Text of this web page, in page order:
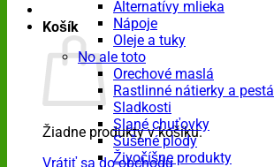
Košík
Žiadne produkty v košíku.
Vrátiť sa do obchodu
Alternatívy mlieka
Nápoje
Oleje a tuky
No ale toto
Orechové maslá
Rastlinné nátierky a pestá
Sladkosti
Slané chuťovky
Sušené plody
Živočíšne produkty